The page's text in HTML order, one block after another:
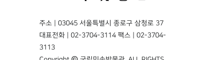
주소 | 03045 서울특별시 종로구 삼청로 37
대표전화 | 02-3704-3114 팩스 | 02-3704-
3113